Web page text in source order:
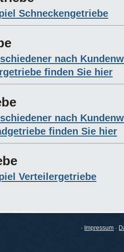
Schneckengetriebe
nach
finden Sie hier
nach
finden Sie hier
Verteilergetriebe
· Impressum ·